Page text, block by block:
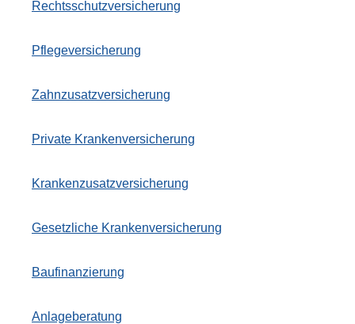
Rechts­schutz­ver­si­che­rung
Pflege­ver­si­che­rung
Zahn­zu­satz­ver­si­che­rung
Private Kranken­ver­si­che­rung
Kranken­zusatz­ver­si­che­rung
Gesetzliche Kranken­ver­si­che­rung
Baufinanzierung
Anlageberatung